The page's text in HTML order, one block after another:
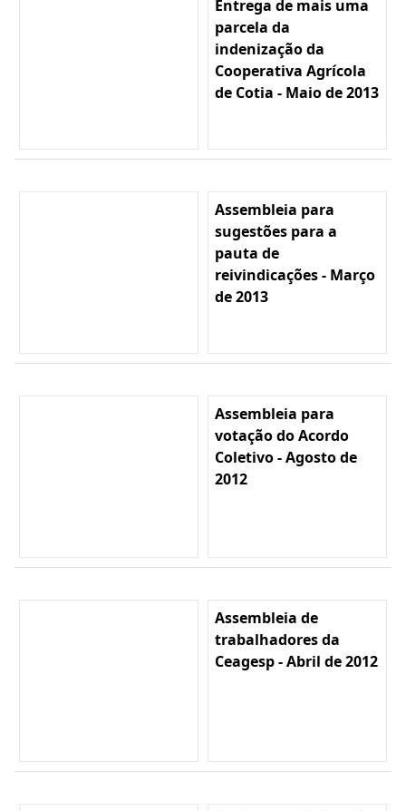
Entrega de mais uma
parcela da
indenização da
Cooperativa Agrícola
de Cotia - Maio de 2013
Assembleia para
sugestões para a
pauta de
reivindicações - Março
de 2013
Assembleia para
votação do Acordo
Coletivo - Agosto de
2012
Assembleia de
trabalhadores da
Ceagesp - Abril de 2012